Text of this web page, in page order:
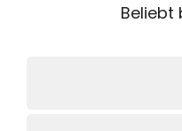
Beliebt